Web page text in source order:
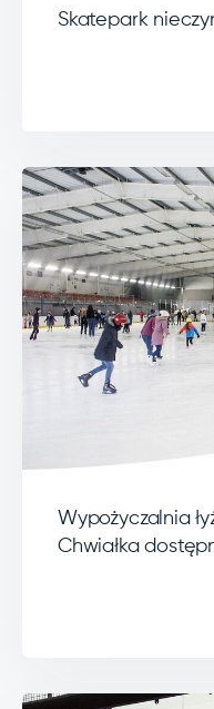
Skatepark
Wypożyczalnia
Chwiałka